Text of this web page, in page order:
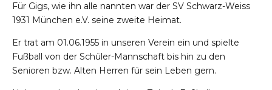
Für Gigs, wie ihn alle nannten war der SV Schwarz-Weiss
1931 München e.V. seine zweite Heimat.
Er trat am 01.06.1955 in unseren Verein ein und spielte
Fußball von der Schüler-Mannschaft bis hin zu den
Senioren bzw. Alten Herren für sein Leben gern.